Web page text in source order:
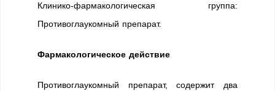
Клинико-фармакологическая группа:
Противоглаукомный препарат.
Фармакологическое действие
Противоглаукомный препарат, содержит два